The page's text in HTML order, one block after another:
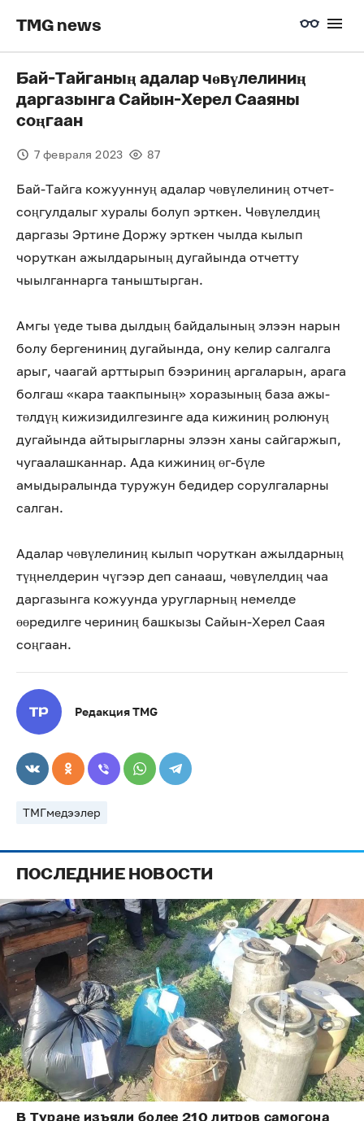
TMG news
Бай-Тайганың адалар чөвүлелиниң
даргазынга Сайын-Херел Сааяны
соңгаан
7 февраля 2023 87
Бай-Тайга кожууннуң адалар чөвүлелиниң отчет-
соңгулдалыг хуралы болуп эрткен. Чөвүлелдиң
даргазы Эртине Доржу эрткен чылда кылып
чоруткан ажылдарының дугайында отчетту
чыылганнарга таныштырган.
Амгы үеде тыва дылдың байдалының элээн нарын
болу бергениниң дугайында, ону келир салгалга
арыг, чаагай арттырып бээриниң аргаларын, арага
болгаш «кара таакпының» хоразының база ажы-
төлдүң кижизидилгезинге ада кижиниң ролюнуң
дугайында айтырыгларны элээн ханы сайгаржып,
чугаалашканнар. Ада кижиниң өг-бүле
амыдыралында туружун бедидер сорулгаларны
салган.
Адалар чөвүлелиниң кылып чоруткан ажылдарның
түңнелдерин чүгээр деп санааш, чөвүлелдиң чаа
даргазынга кожуунда уругларның немелде
өөредилге чериниң башкызы Сайын-Херел Саая
соңгаан.
Редакция TMG
ТМГмедээлер
ПОСЛЕДНИЕ НОВОСТИ